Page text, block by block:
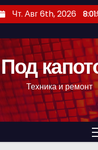
Чт. Авг 6th, 2026
Под
Техника и ремонт